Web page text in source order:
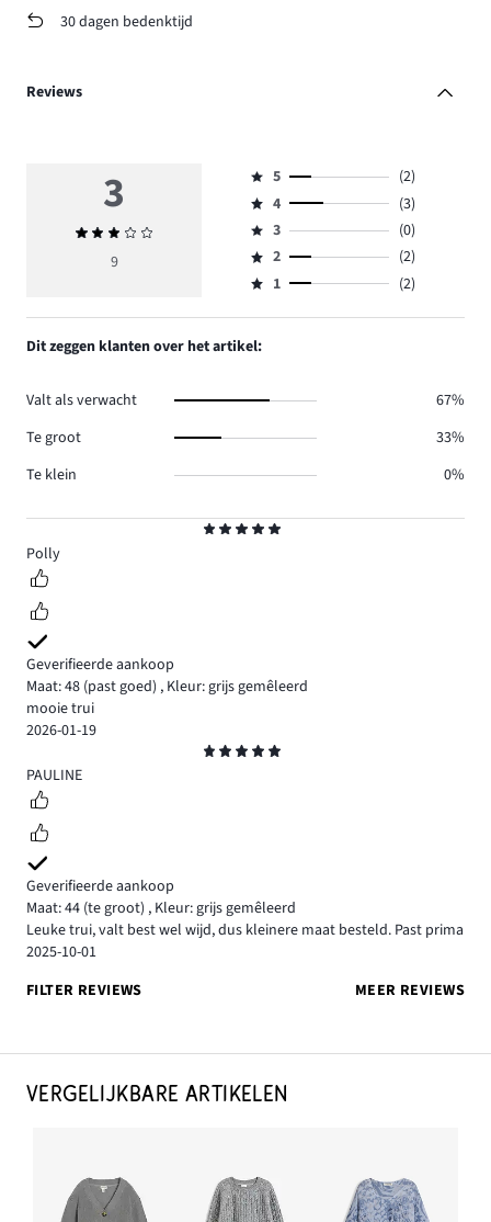
30 dagen bedenktijd
Reviews
5
Polly
Geverifieerde aankoop
Maat: 48 (past goed) , Kleur: grijs gemêleerd
mooie trui
2026-01-19
5
PAULINE
Geverifieerde aankoop
Maat: 44 (te groot) , Kleur: grijs gemêleerd
Leuke trui, valt best wel wijd, dus kleinere maat besteld. Past prima
2025-10-01
FILTER REVIEWS
MEER REVIEWS
3
Gemiddelde
beoordeling
9
Beoordeling
5,
aantal
reviews
2.
5
(2)
Beoordeling
4,
aantal
reviews
4
(3)
Beoordeling
3,
aantal
3
(0)
Beoordeling
2,
2.
2
(2)
Beoordeling
1,
aantal
reviews
1 (2)
Dit zeggen klanten over het artikel:
Valt als verwacht
67%
Te groot
33%
Te klein
0%
VERGELIJKBARE ARTIKELEN